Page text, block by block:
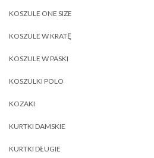
KOSZULE ONE SIZE
KOSZULE W KRATĘ
KOSZULE W PASKI
KOSZULKI POLO
KOZAKI
KURTKI DAMSKIE
KURTKI DŁUGIE